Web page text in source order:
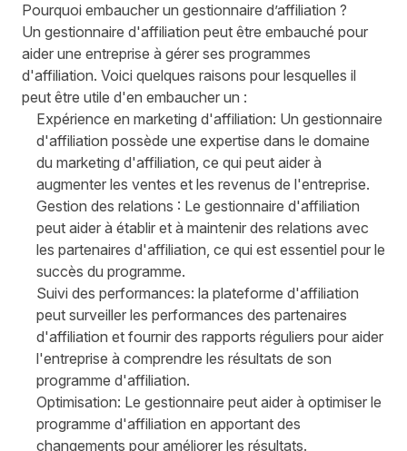
Pourquoi embaucher un gestionnaire d’affiliation ?
Un gestionnaire d'affiliation peut être embauché pour
aider une entreprise à gérer ses programmes
d'affiliation. Voici quelques raisons pour lesquelles il
peut être utile d'en embaucher un :
Expérience en marketing d'affiliation: Un gestionnaire
d'affiliation possède une expertise dans le domaine
du marketing d'affiliation, ce qui peut aider à
augmenter les ventes et les revenus de l'entreprise.
Gestion des relations : Le gestionnaire d'affiliation
peut aider à établir et à maintenir des relations avec
les partenaires d'affiliation, ce qui est essentiel pour le
succès du programme.
Suivi des performances: la plateforme d'affiliation
peut surveiller les performances des partenaires
d'affiliation et fournir des rapports réguliers pour aider
l'entreprise à comprendre les résultats de son
programme d'affiliation.
Optimisation: Le gestionnaire peut aider à optimiser le
programme d'affiliation en apportant des
changements pour améliorer les résultats.